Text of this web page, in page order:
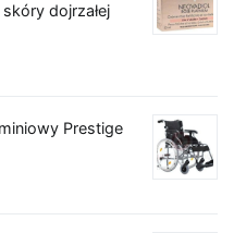
dojrzałej
Prestige